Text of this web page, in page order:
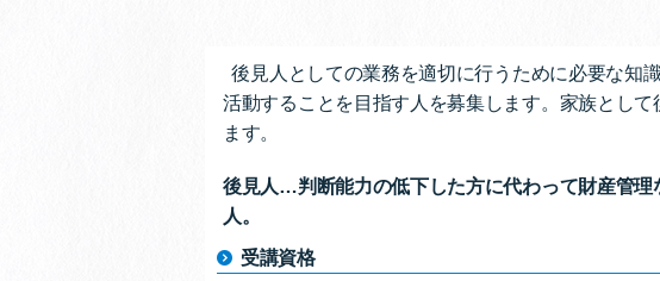
後見人としての業務を適切に行うために必要な知
活動することを目指す人を募集します。家族とし
ます。
後見人…判断能力の低下した方に代わって財産管
人。
受講資格